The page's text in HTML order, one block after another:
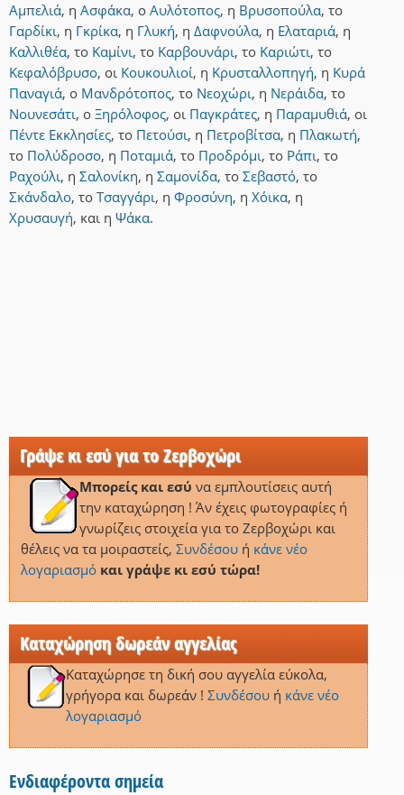
Αμπελιά, η Ασφάκα, ο Αυλότοπος, η Βρυσοπούλα, το
Γαρδίκι, η Γκρίκα, η Γλυκή, η Δαφνούλα, η Ελαταριά, η
Καλλιθέα, το Καμίνι, το Καρβουνάρι, το Καριώτι, το
Κεφαλόβρυσο, οι Κουκουλιοί, η Κρυσταλλοπηγή, η Κυρά
Παναγιά, ο Μανδρότοπος, το Νεοχώρι, η Νεράιδα, το
Νουνεσάτι, ο Ξηρόλοφος, οι Παγκράτες, η Παραμυθιά, οι
Πέντε Εκκλησίες, το Πετούσι, η Πετροβίτσα, η Πλακωτή,
το Πολύδροσο, η Ποταμιά, το Προδρόμι, το Ράπι, το
Ραχούλι, η Σαλονίκη, η Σαμονίδα, το Σεβαστό, το
Σκάνδαλο, το Τσαγγάρι, η Φροσύνη, η Χόικα, η
Χρυσαυγή, και η Ψάκα.
Γράψε κι εσύ για το Ζερβοχώρι
Μπορείς και εσύ να εμπλουτίσεις αυτή
την καταχώρηση ! Άν έχεις φωτογραφίες ή
γνωρίζεις στοιχεία για το Ζερβοχώρι και
θέλεις να τα μοιραστείς, Συνδέσουή κάνε νέο
λογαριασμό και γράψε κι εσύ τώρα!
Καταχώρηση δωρεάν αγγελίας
Καταχώρησε τη δική σου αγγελία εύκολα,
γρήγορα και δωρεάν ! Συνδέσουή κάνε νέο
λογαριασμό
Ενδιαφέροντα σημεία